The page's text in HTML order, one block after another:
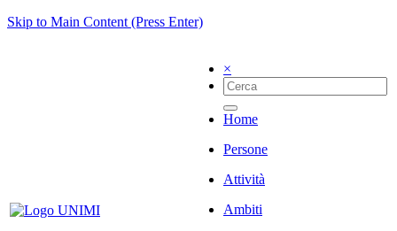
Skip to Main Content (Press Enter)
×
Home
Persone
Attività
Ambiti